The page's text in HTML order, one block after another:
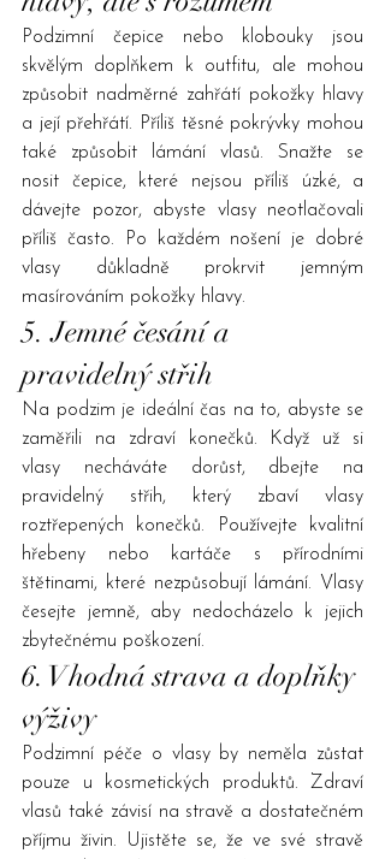
Podzimní čepice nebo klobouky jsou
skvělým doplňkem k outfitu, ale mohou
způsobit nadměrné zahřátí pokožky hlavy
a její přehřátí. Příliš těsné pokrývky mohou
také způsobit lámání vlasů. Snažte se
nosit čepice, které nejsou příliš úzké, a
dávejte pozor, abyste vlasy neotlačovali
příliš často. Po každém nošení je dobré
vlasy důkladně prokrvit jemným
masírováním pokožky hlavy.
5. Jemné česání a
pravidelný střih
Na podzim je ideální čas na to, abyste se
zaměřili na zdraví konečků. Když už si
vlasy necháváte dorůst, dbejte na
pravidelný střih, který zbaví vlasy
roztřepených konečků. Používejte kvalitní
hřebeny nebo kartáče s přírodními
štětinami, které nezpůsobují lámání. Vlasy
česejte jemně, aby nedocházelo k jejich
zbytečnému poškození.
6. Vhodná strava a doplňky
výživy
Podzimní péče o vlasy by neměla zůstat
pouze u kosmetických produktů. Zdraví
vlasů také závisí na stravě a dostatečném
příjmu živin. Ujistěte se, že ve své stravě